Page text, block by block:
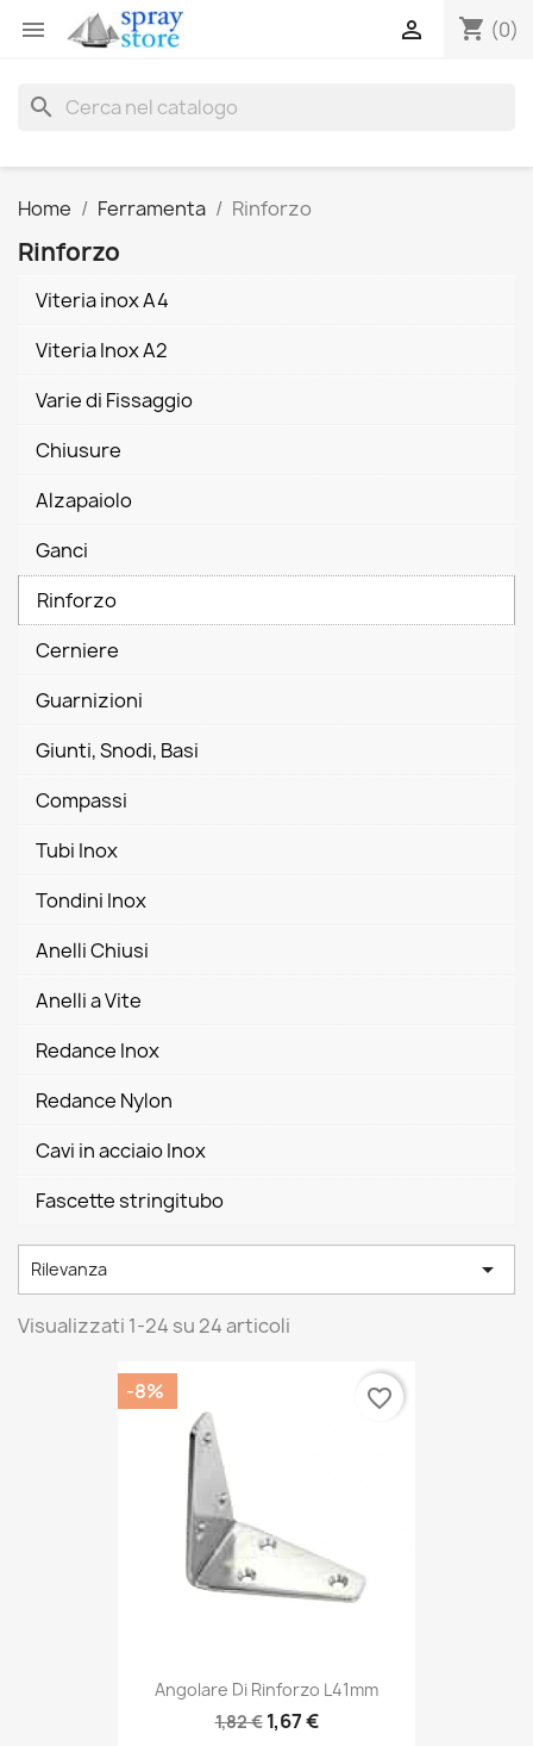
 shopping_cart (0)

search
Home Ferramenta Rinforzo
Rinforzo
Viteria inox A4
Viteria Inox A2
Varie di Fissaggio
Chiusure
Alzapaiolo
Ganci
Rinforzo
Cerniere
Guarnizioni
Giunti, Snodi, Basi
Compassi
Tubi Inox
Tondini Inox
Anelli Chiusi
Anelli a Vite
Redance Inox
Redance Nylon
Cavi in acciaio Inox
Fascette stringitubo
Rilevanza 
Visualizzati 1-24 su 24 articoli
Angolare Di Rinforzo L41mm
1,82 € 1,67 €
-8% favorite_border